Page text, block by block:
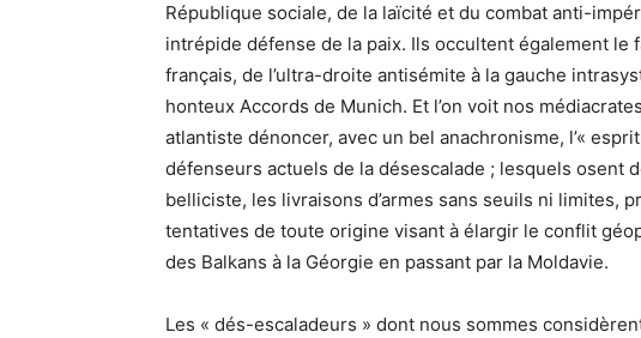
République sociale, de la laïcité et du combat anti-
intrépide défense de la paix. Ils occultent également le
français, de l’ultra-droite antisémite à la gauche
honteux Accords de Munich. Et l’on voit nos
atlantiste dénoncer, avec un bel anachronisme, l’«
défenseurs actuels de la désescalade ; lesquels osent
belliciste, les livraisons d’armes sans seuils ni limites,
tentatives de toute origine visant à élargir le conflit
des Balkans à la Géorgie en passant par la Moldavie.
Les « dés-escaladeurs » dont nous sommes